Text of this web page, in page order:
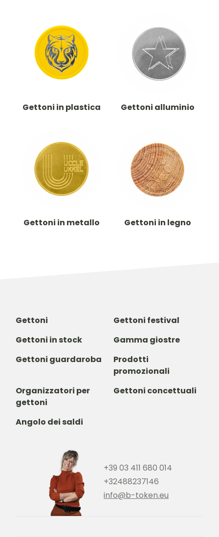
Gettoni in plastica Gettoni alluminio
Gettoni in metallo Gettoni in legno
Gettoni
Gettoni festival
Gettoni in stock
Gamma giostre
Gettoni guardaroba
Prodotti
promozionali
Organizzatori per
gettoni
Gettoni concettuali
Angolo dei saldi
+39 03 411 680 014
+32488237146
info@b-token.eu